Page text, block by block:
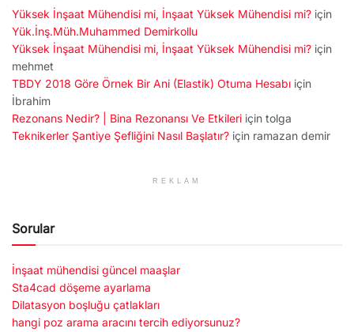
Yüksek İnşaat Mühendisi mi, İnşaat Yüksek Mühendisi mi? için
Yük.İnş.Müh.Muhammed Demirkollu
Yüksek İnşaat Mühendisi mi, İnşaat Yüksek Mühendisi mi? için
mehmet
TBDY 2018 Göre Örnek Bir Ani (Elastik) Otuma Hesabı için
İbrahim
Rezonans Nedir? | Bina Rezonansı Ve Etkileri için tolga
Teknikerler Şantiye Şefliğini Nasıl Başlatır? için ramazan demir
REKLAM
Sorular
İnşaat mühendisi güncel maaşlar
Sta4cad döşeme ayarlama
Dilatasyon boşluğu çatlakları
hangi poz arama aracını tercih ediyorsunuz?